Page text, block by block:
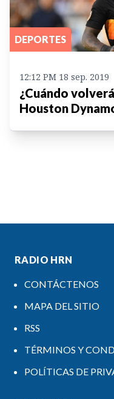
DEPORTES
12:12 PM 18 sep. 2019
¿Cuándo
Houston
RADIO HRN
CONTÁCTENOS
MAPA DEL SITIO
RSS
TÉRMINOS Y
POLÍTICAS DE